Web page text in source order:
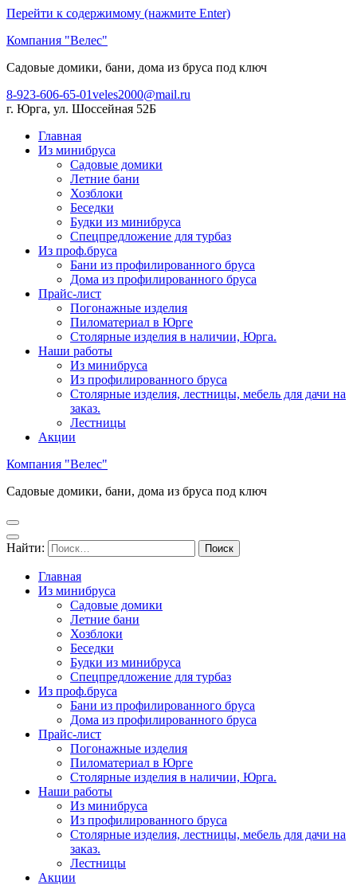
Перейти к содержимому (нажмите Enter)
Компания "Велес"
Садовые домики, бани, дома из бруса под ключ
8-923-606-65-01veles2000@mail.ru
г. Юрга, ул. Шоссейная 52Б
Главная
Из минибруса
Садовые домики
Летние бани
Хозблоки
Беседки
Будки из минибруса
Спецпредложение для турбаз
Из проф.бруса
Бани из профилированного бруса
Дома из профилированного бруса
Прайс-лист
Погонажные изделия
Пиломатериал в Юрге
Столярные изделия в наличии, Юрга.
Наши работы
Из минибруса
Из профилированного бруса
Столярные изделия, лестницы, мебель для дачи на
заказ.
Лестницы
Акции
Компания "Велес"
Садовые домики, бани, дома из бруса под ключ
Найти:
Главная
Из минибруса
Садовые домики
Летние бани
Хозблоки
Беседки
Будки из минибруса
Спецпредложение для турбаз
Из проф.бруса
Бани из профилированного бруса
Дома из профилированного бруса
Прайс-лист
Погонажные изделия
Пиломатериал в Юрге
Столярные изделия в наличии, Юрга.
Наши работы
Из минибруса
Из профилированного бруса
Столярные изделия, лестницы, мебель для дачи на
заказ.
Лестницы
Акции